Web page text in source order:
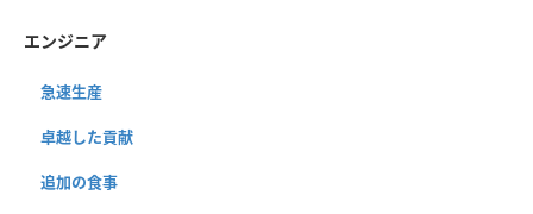
エンジニア
急速生産
卓越した貢献
追加の食事